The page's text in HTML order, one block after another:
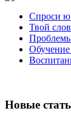
Спроси
Твой
Обучение
Новые